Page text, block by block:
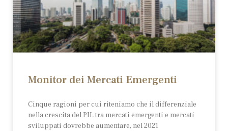
Monitor dei Mercati Emergenti
Cinque ragioni per cui riteniamo che il differenziale
nella crescita del PIL tra mercati emergenti e mercati
sviluppati dovrebbe aumentare, nel 2021